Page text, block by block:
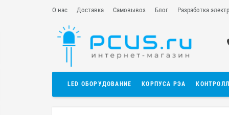
О нас Доставка Самовывоз Блог Разработка
LED ОБОРУДОВАНИЕ КОРПУСА РЭА